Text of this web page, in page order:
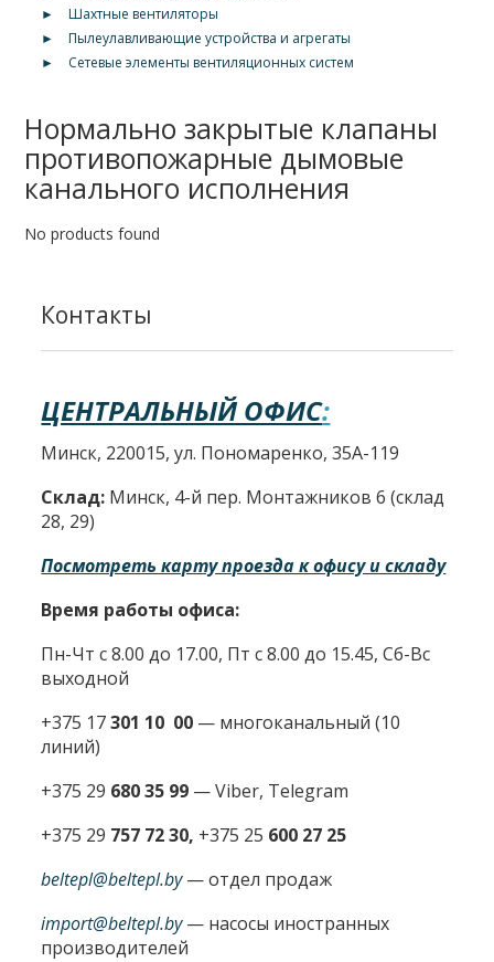
►
Шахтные вентиляторы
►
Пылеулавливающие устройства и агрегаты
►
Сетевые элементы вентиляционных систем
Нормально закрытые клапаны
противопожарные дымовые
канального исполнения
No products found
Контакты
ЦЕНТРАЛЬНЫЙ ОФИС:
Минск, 220015, ул. Пономаренко, 35А-119
Склад: Минск, 4-й пер. Монтажников 6 (склад
28, 29)
Посмотреть карту проезда к офису и складу
Время работы офиса:
Пн-Чт с 8.00 до 17.00, Пт с 8.00 до 15.45, Сб-Вс
выходной
+375 17301 10 00 — многоканальный (10
линий)
+375 29 680 35 99 — Viber, Telegram
+375 29 757 72 30, +375 25 600 27 25
beltepl@beltepl.by— отдел продаж
import@beltepl.by— насосы иностранных
производителей